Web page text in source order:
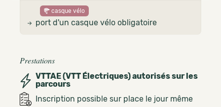
casque vélo
port d'un casque vélo obligatoire
Prestations
VTTAE (VTT Électriques) autorisés sur les
parcours
Inscription possible sur place le jour même